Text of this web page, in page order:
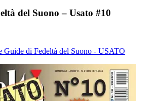
del Suono – Usato #10
Guide di Fedeltà del Suono - USATO